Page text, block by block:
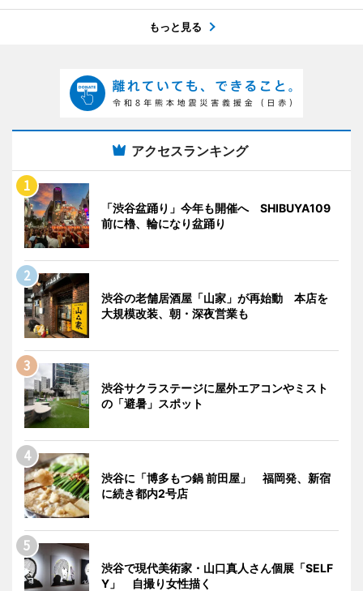
もっと見る
アクセスランキング
「渋谷盆踊り」今年も開催へ SHIBUYA109
前に櫓、輪になり盆踊り
渋谷の老舗居酒屋「山家」が再始動 本店を
大規模改装、朝・深夜営業も
渋谷サクラステージに屋外エアコンやミスト
の「避暑」スポット
渋谷に「博多もつ鍋 前田屋」 福岡発、新宿
に続き都内2号店
渋谷で現代美術家・山口真人さん個展「SELF
Y」 自撮り女性描く